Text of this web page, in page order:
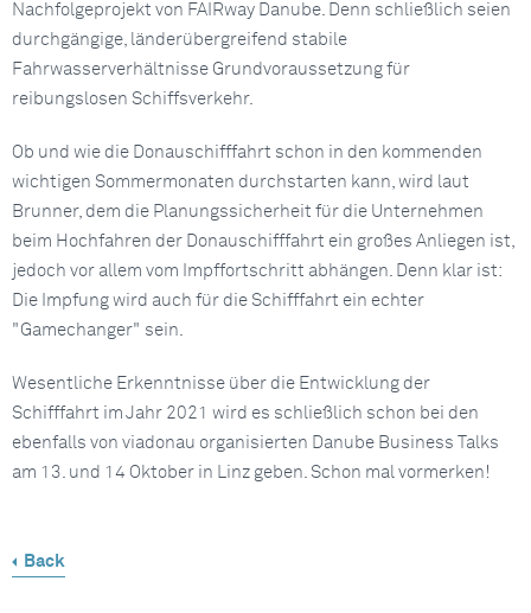
Nachfolgeprojekt von FAIRway Danube. Denn schließlich seien
durchgängige, länderübergreifend stabile
Fahrwasserverhältnisse Grundvoraussetzung für
reibungslosen Schiffsverkehr.
Ob und wie die Donauschifffahrt schon in den kommenden
wichtigen Sommermonaten durchstarten kann, wird laut
Brunner, dem die Planungssicherheit für die Unternehmen
beim Hochfahren der Donauschifffahrt ein großes Anliegen ist,
jedoch vor allem vom Impffortschritt abhängen. Denn klar ist:
Die Impfung wird auch für die Schifffahrt ein echter
"Gamechanger" sein.
Wesentliche Erkenntnisse über die Entwicklung der
Schifffahrt im Jahr 2021 wird es schließlich schon bei den
ebenfalls von viadonau organisierten Danube Business Talks
am 13. und 14 Oktober in Linz geben. Schon mal vormerken!
Back